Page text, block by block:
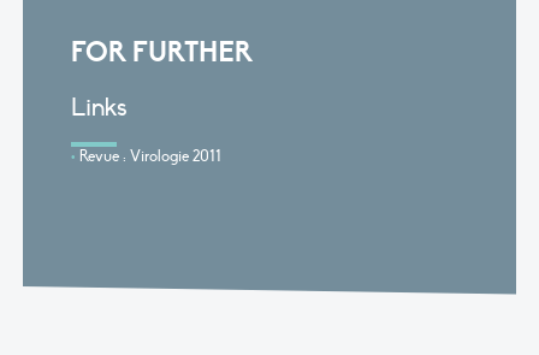
FOR FURTHER
Links
Revue : Virologie 2011